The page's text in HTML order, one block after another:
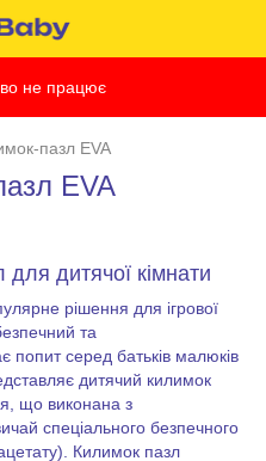
не працює
пазл EVA
EVA
для дитячої кімнати
рішення для ігрової
та
попит серед батьків малюків
дитячий килимок
що виконана з
спеціального безпечного
Килимок пазл